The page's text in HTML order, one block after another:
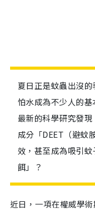
夏日正是蚊蟲出沒
怕水成為不少人的
最新的科學研究發
成分「DEET（避蚊
效，甚至成為吸引
餌」？
近日，一項在權威學